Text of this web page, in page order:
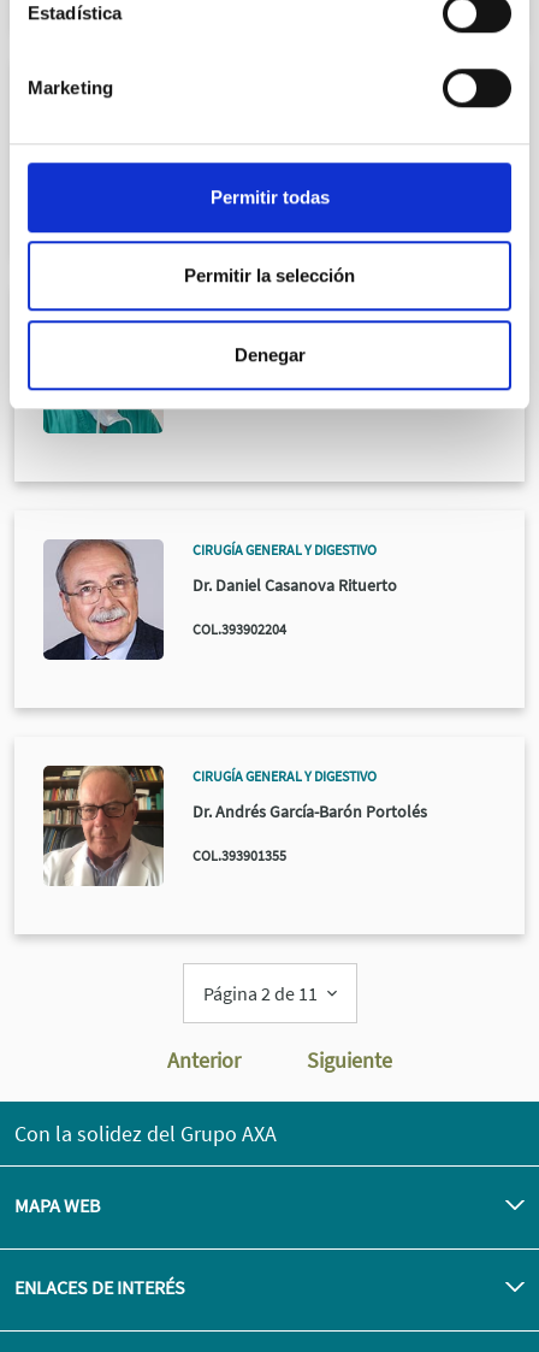
Estadística
Marketing
Permitir todas
Permitir la selección
Denegar
CIRUGÍA CARDIOVASCULAR
Dr. Alejandro Pontón Cortina
CIRUGÍA GENERAL Y DIGESTIVO
Dr. Daniel Casanova Rituerto
COL.393902204
CIRUGÍA GENERAL Y DIGESTIVO
Dr. Andrés García-Barón Portolés
COL.393901355
Página 2 de 11
Anterior Siguiente
Con la solidez del Grupo AXA
MAPA WEB
ENLACES DE INTERÉS